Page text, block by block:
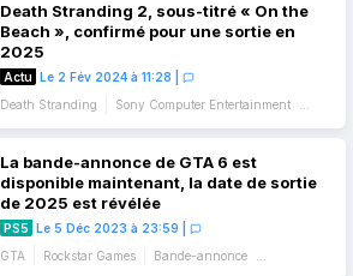
Death Stranding 2, sous-titré « On the
Beach », confirmé pour une sortie en
2025
Actu Le 2 Fév 2024 à 11:28
Death Stranding
Sony Computer Entertainment
La bande-annonce de GTA 6 est
disponible maintenant, la date de sortie
de 2025 est révélée
PS5 Le 5 Déc 2023 à 23:59
GTA
Rockstar Games
Bande-annonce